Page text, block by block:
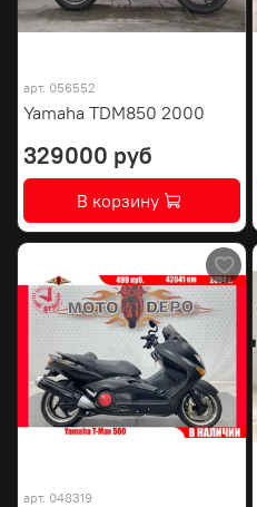
арт. 056552
Yamaha TDM850 2000
329000 руб
В корзину
арт. 048319